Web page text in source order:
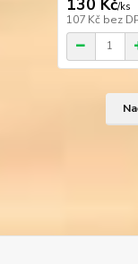
/ks
107 Kč bez